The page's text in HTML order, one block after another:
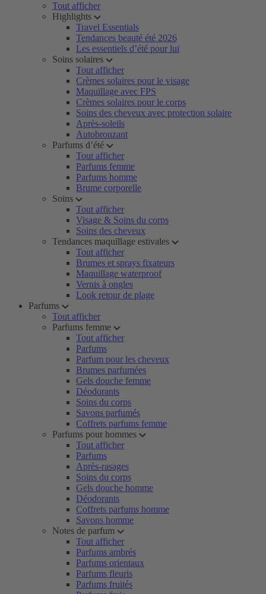
Tout afficher
Highlights
Travel Essentials
Tendances beauté été 2026
Les essentiels d’été pour lui
Soins solaires
Tout afficher
Crèmes solaires pour le visage
Maquillage avec FPS
Crèmes solaires pour le corps
Soins des cheveux avec protection solaire
Après-soleils
Autobronzant
Parfums d’été
Tout afficher
Parfums femme
Parfums homme
Brume corporelle
Soins
Tout afficher
Visage & Soins du corps
Soins des cheveux
Tendances maquillage estivales
Tout afficher
Brumes et sprays fixateurs
Maquillage waterproof
Vernis à ongles
Look retour de plage
Parfums
Tout afficher
Parfums femme
Tout afficher
Parfums
Parfum pour les cheveux
Brumes parfumées
Gels douche femme
Déodorants
Soins du corps
Savons parfumés
Coffrets parfums femme
Parfums pour hommes
Tout afficher
Parfums
Après-rasages
Soins du corps
Gels douche homme
Déodorants
Coffrets parfums homme
Savons homme
Notes de parfum
Tout afficher
Parfums ambrés
Parfums orientaux
Parfums fleuris
Parfums fruités